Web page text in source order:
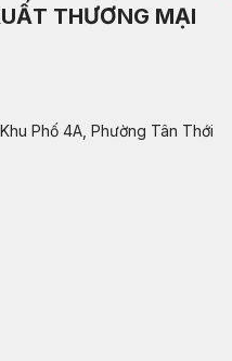
THƯƠNG MẠI
Phố 4A, Phường Tân Thới